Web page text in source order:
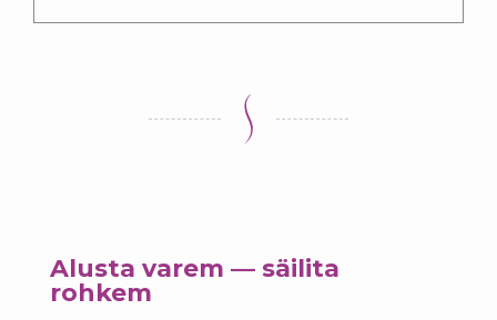
Alusta varem — säilita
rohkem